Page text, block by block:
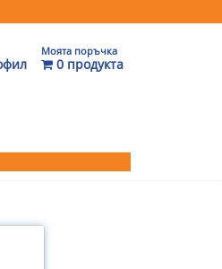
Моята поръчка
0 продукта